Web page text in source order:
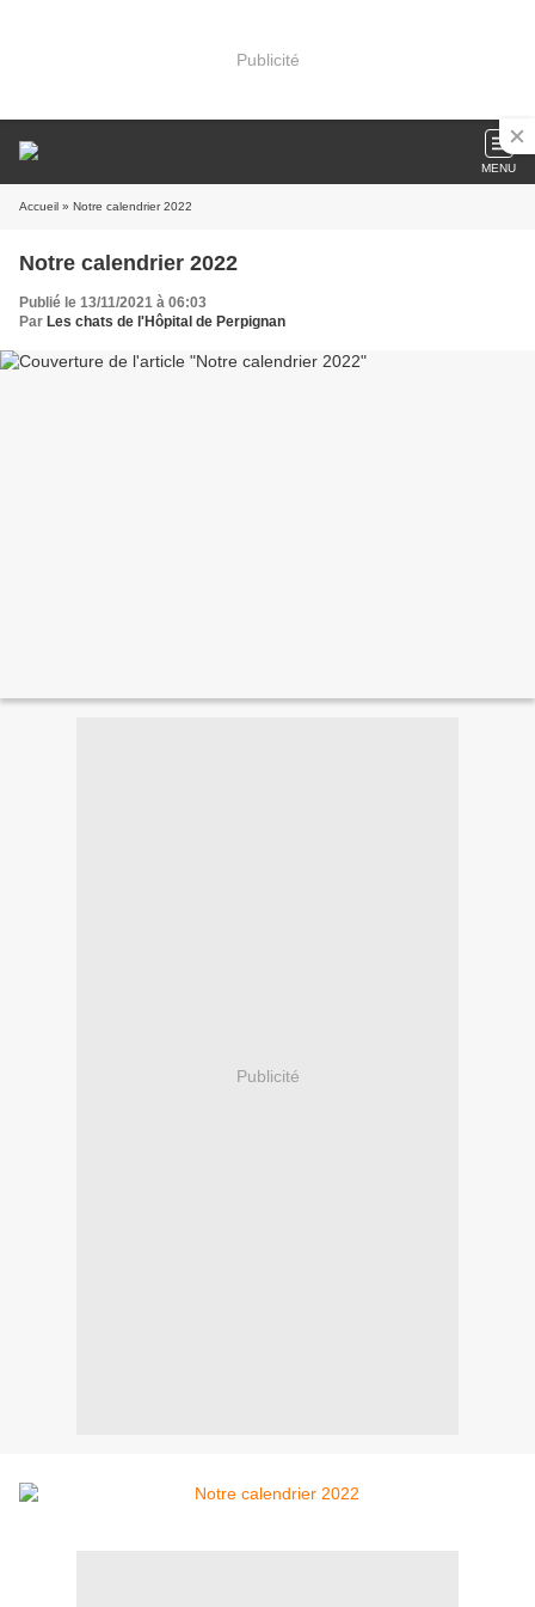
Publicité
MENU
Accueil » Notre calendrier 2022
Notre calendrier 2022
Publié le 13/11/2021 à 06:03
Par Les chats de l'Hôpital de Perpignan
Publicité